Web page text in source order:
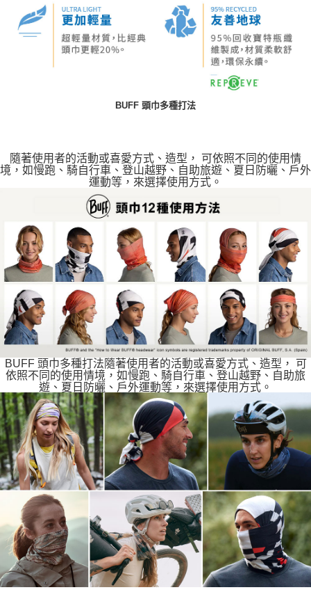
BUFF 頭巾多種打法
隨著使用者的活動或喜愛方式、造型， 可依照不同的使用情
境，如慢跑、騎自行車、登山越野、自助旅遊、夏日防曬、戶外
運動等，來選擇使用方式。
BUFF 頭巾多種打法隨著使用者的活動或喜愛方式、造型， 可
依照不同的使用情境，如慢跑、騎自行車、登山越野、自助旅
遊、夏日防曬、戶外運動等，來選擇使用方式。